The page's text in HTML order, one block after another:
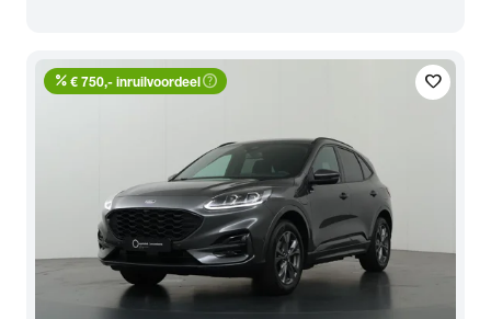
favorite
percent € 750,- inruilvoordeelhelp_outline